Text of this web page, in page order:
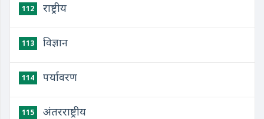
112 राष्ट्रीय
113 विज्ञान
114 पर्यावरण
115 अंतरराष्ट्रीय